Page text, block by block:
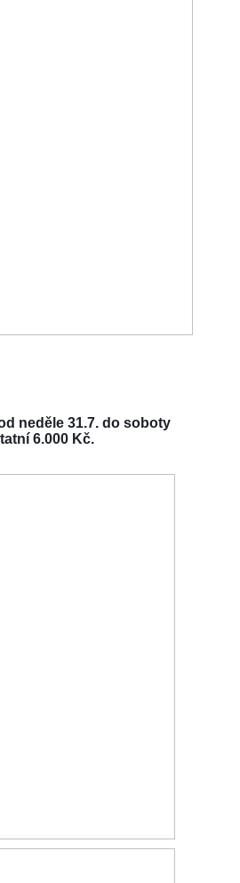
neděle 31.7. do soboty
6.000 Kč.